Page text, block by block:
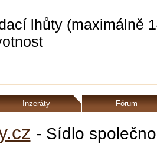
lhůty (maximálně
Inzeráty Fórum
- Sídlo